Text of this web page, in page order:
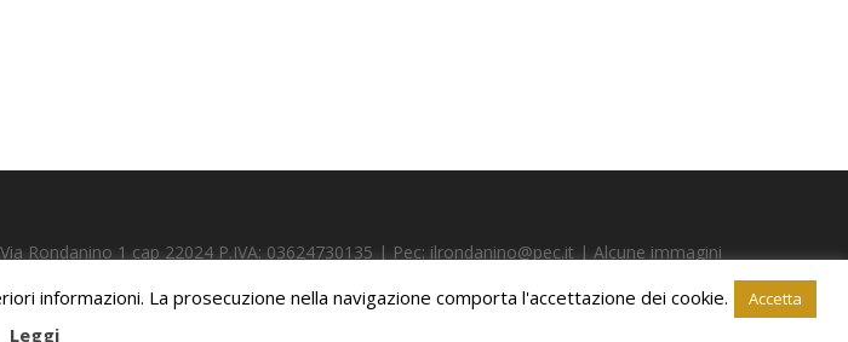
Rondanino 1 cap 22024 P.IVA: 03624730135 | Pec: ilrondanino@pec.it | Alcune immagini
informazioni. La prosecuzione nella navigazione comporta l'accettazione dei cookie. Accetta
Leggi